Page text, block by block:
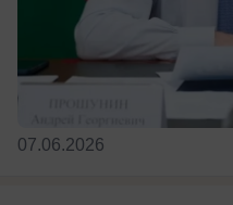
07.06.2026